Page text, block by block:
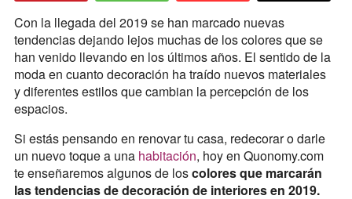
Con la llegada del 2019 se han marcado nuevas
tendencias dejando lejos muchas de los colores que se
han venido llevando en los últimos años. El sentido de la
moda en cuanto decoración ha traído nuevos materiales
y diferentes estilos que cambian la percepción de los
espacios.
Si estás pensando en renovar tu casa, redecorar o darle
un nuevo toque a una habitación, hoy en Quonomy.com
te enseñaremos algunos de loscolores que marcarán
las tendencias de decoración de interiores en 2019.